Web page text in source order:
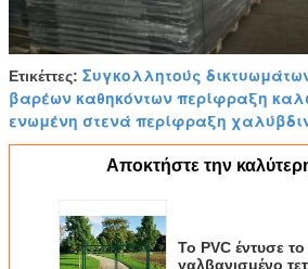
Ετικέττες: Συγκολλητούς
βαρέων καθηκόντων περίφραξη
ενωμένη στενά περίφραξη
Αποκτήστε την
Το PVC έντυσε
γαλβανισμένο